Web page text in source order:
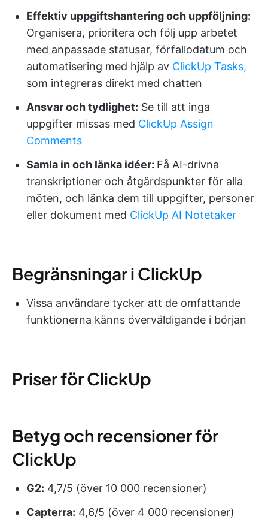
Effektiv uppgiftshantering och uppföljning:
Organisera, prioritera och följ upp arbetet
med anpassade statusar, förfallodatum och
automatisering med hjälp av ClickUp Tasks,
som integreras direkt med chatten
Ansvar och tydlighet: Se till att inga
uppgifter missas med ClickUp Assign
Comments
Samla in och länka idéer: Få AI-drivna
transkriptioner och åtgärdspunkter för alla
möten, och länka dem till uppgifter, personer
eller dokument med ClickUp AI Notetaker
Begränsningar i ClickUp
Vissa användare tycker att de omfattande
funktionerna känns överväldigande i början
Priser för ClickUp
Betyg och recensioner för
ClickUp
G2: 4,7/5 (över 10 000 recensioner)
Capterra: 4,6/5 (över 4 000 recensioner)